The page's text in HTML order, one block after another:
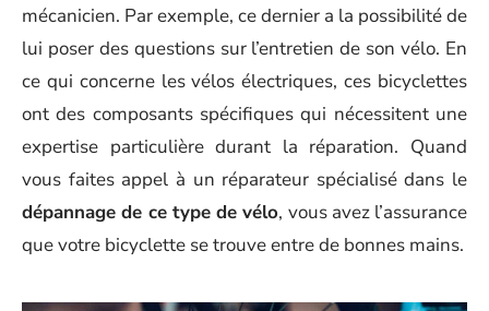
mécanicien. Par exemple, ce dernier a la possibilité de
lui poser des questions sur l’entretien de son vélo. En
ce qui concerne les vélos électriques, ces bicyclettes
ont des composants spécifiques qui nécessitent une
expertise particulière durant la réparation. Quand
vous faites appel à un réparateur spécialisé dans le
dépannage de ce type de vélo, vous avez l’assurance
que votre bicyclette se trouve entre de bonnes mains.